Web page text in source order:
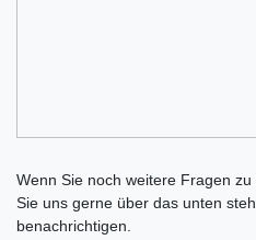
Wenn Sie noch weitere Fragen
Sie uns gerne über das unten
benachrichtigen.